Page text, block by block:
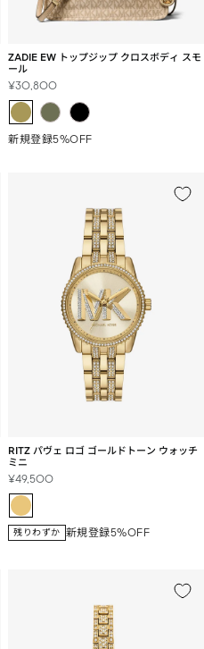
ZADIE EW トップジップ クロスボディ スモ
ール
セ
ー
ル
格
¥30,800
新規登録5%OFF
RITZ パヴェ ロゴ ゴールドトーン ウォッチ
ミニ
セ
ー
ル
価
格
¥49,500
残りわずか 新規登録5%OFF